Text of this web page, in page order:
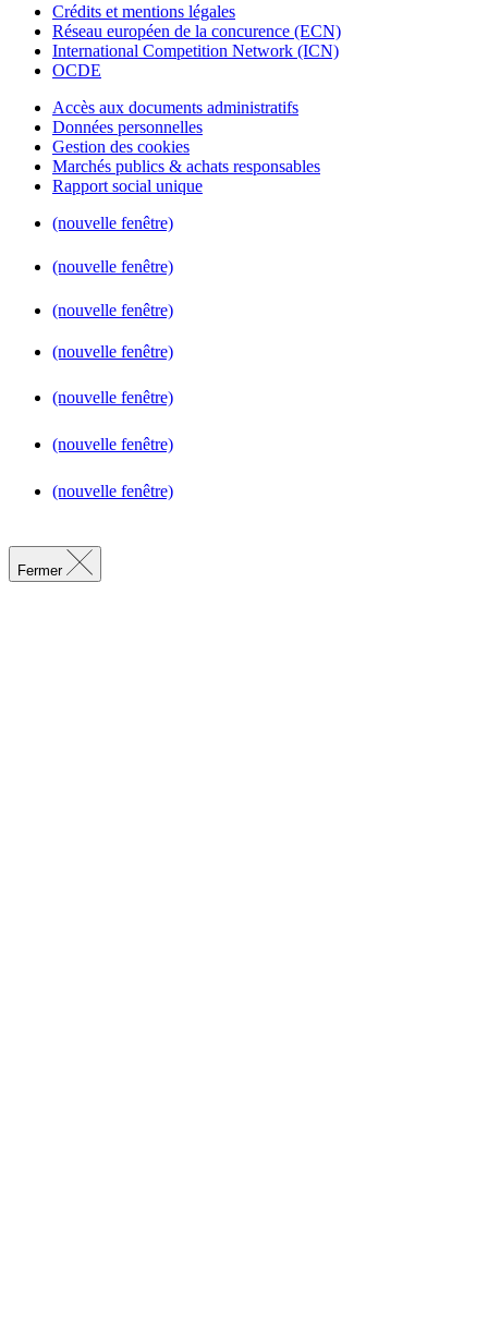
Crédits et mentions légales
Réseau européen de la concurence (ECN)
International Competition Network (ICN)
OCDE
Accès aux documents administratifs
Données personnelles
Gestion des cookies
Marchés publics & achats responsables
Rapport social unique
(nouvelle fenêtre)
(nouvelle fenêtre)
(nouvelle fenêtre)
(nouvelle fenêtre)
(nouvelle fenêtre)
(nouvelle fenêtre)
(nouvelle fenêtre)
Fermer